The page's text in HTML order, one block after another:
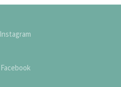
Instagram
Facebook